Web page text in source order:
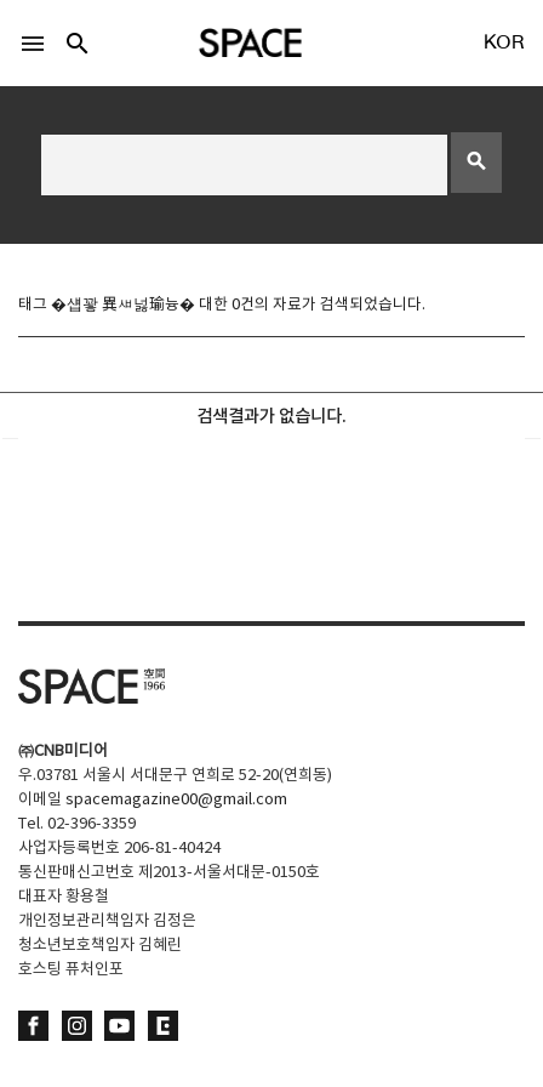
Twitter 로그인
기사문의
Contact
menu search KOR
search
태그 �섑꽣 異ㅽ넗瑜늉� 대한 0건의 자료가 검색되었습니다.
검색결과가 없습니다.
㈜CNB미디어
우.03781 서울시 서대문구 연희로 52-20(연희동)
이메일 spacemagazine00@gmail.com
Tel. 02-396-3359
사업자등록번호 206-81-40424
통신판매신고번호 제2013-서울서대문-0150호
대표자 황용철
개인정보관리책임자 김정은
청소년보호책임자 김혜린
호스팅 퓨처인포